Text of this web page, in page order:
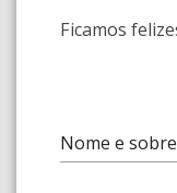
Ficamos
Nome e